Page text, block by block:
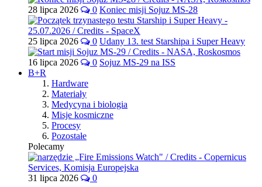
28 lipca 2026 0 Koniec misji Sojuz MS-28
25 lipca 2026 0 Udany 13. test Starshipa i Super Heavy
16 lipca 2026 0 Sojuz MS-29 na ISS
B+R
Hardware
Materiały
Medycyna i biologia
Misje kosmiczne
Procesy
Pozostałe
Polecamy
31 lipca 2026 0